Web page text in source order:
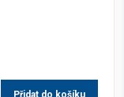
Přidat do košíku